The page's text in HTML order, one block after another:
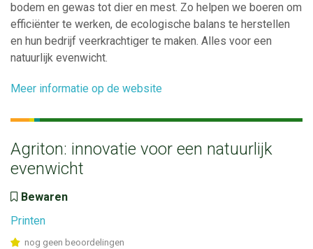
bodem en gewas tot dier en mest. Zo helpen we boeren om
efficiënter te werken, de ecologische balans te herstellen
en hun bedrijf veerkrachtiger te maken. Alles voor een
natuurlijk evenwicht.
Meer informatie op de website
Agriton: innovatie voor een natuurlijk
evenwicht
Bewaren
Printen
nog geen beoordelingen